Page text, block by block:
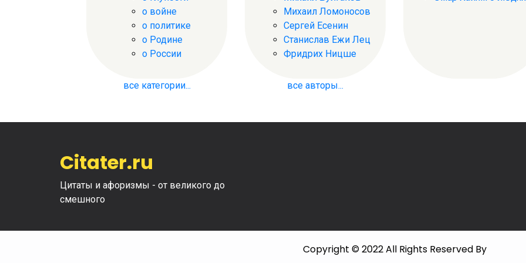
о войне
о политике
о Родине
о России
все категории...
Михаил Ломоносов
Сергей Есенин
Станислав Ежи Лец
Фридрих Ницше
все авторы...
Citater.ru
Цитаты и афоризмы - от великого до
смешного
Copyright © 2022 All Rights Reserved By